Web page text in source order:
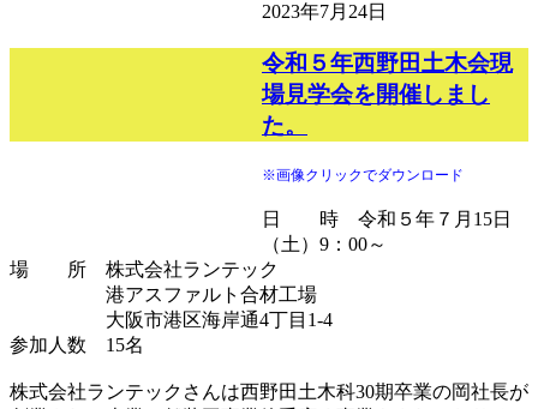
2023年7月24日
令和５年西野田土木会現
場見学会を開催しまし
た。
※画像クリックでダウンロード
日 時 令和５年７月15日
（土）9：00～
場 所 株式会社ランテック
港アスファルト合材工場
大阪市港区海岸通4丁目1-4
参加人数 15名
株式会社ランテックさんは西野田土木科30期卒業の岡社長が